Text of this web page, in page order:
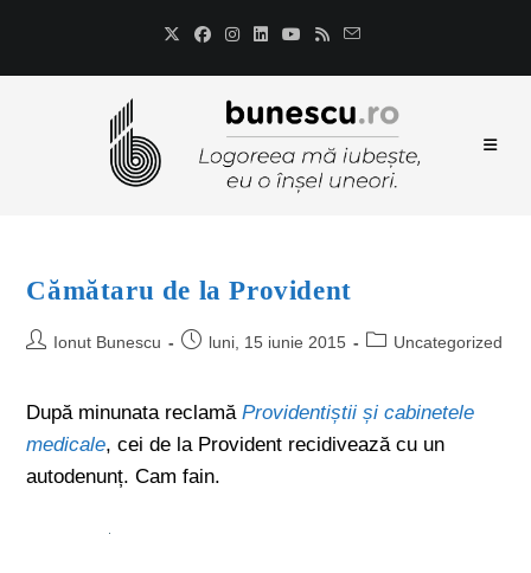
Cămătaru de la Provident
Ionut Bunescu luni, 15 iunie 2015 Uncategorized
După minunata reclamăProvidentiștii și cabinetele
medicale, cei de la Provident recidivează cu un
autodenunț. Cam fain.